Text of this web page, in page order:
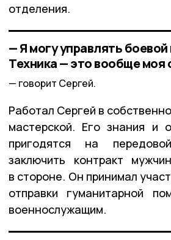
отделения.
— Я могу управлять
Техника — это вообще моя
говорит Сергей.
Работал Сергей в
мастерской. Его знания и
пригодятся на
заключить контракт
в стороне. Он принимал
отправки гуманитарной
военнослужащим.